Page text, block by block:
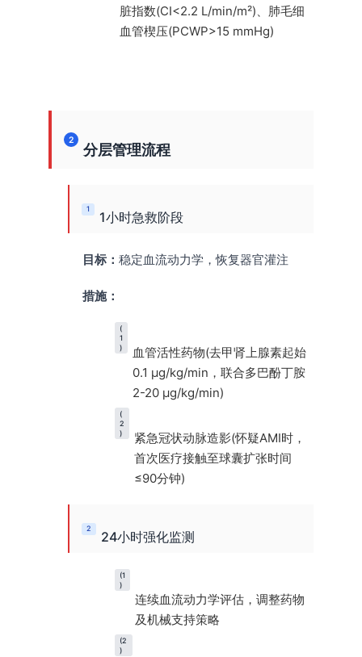
脏指数(CI<2.2 L/min/m²)、肺毛细
血管楔压(PCWP>15 mmHg)
2
分层管理流程
1
1小时急救阶段
目标： 稳定血流动力学，恢复器官灌注
措施：
(
1
)
血管活性药物(去甲肾上腺素起始
0.1 μg/kg/min，联合多巴酚丁胺
2-20 μg/kg/min)
(
2
)
紧急冠状动脉造影(怀疑AMI时，
首次医疗接触至球囊扩张时间
≤90分钟)
2
24小时强化监测
(1
)
连续血流动力学评估，调整药物
及机械支持策略
(2
)